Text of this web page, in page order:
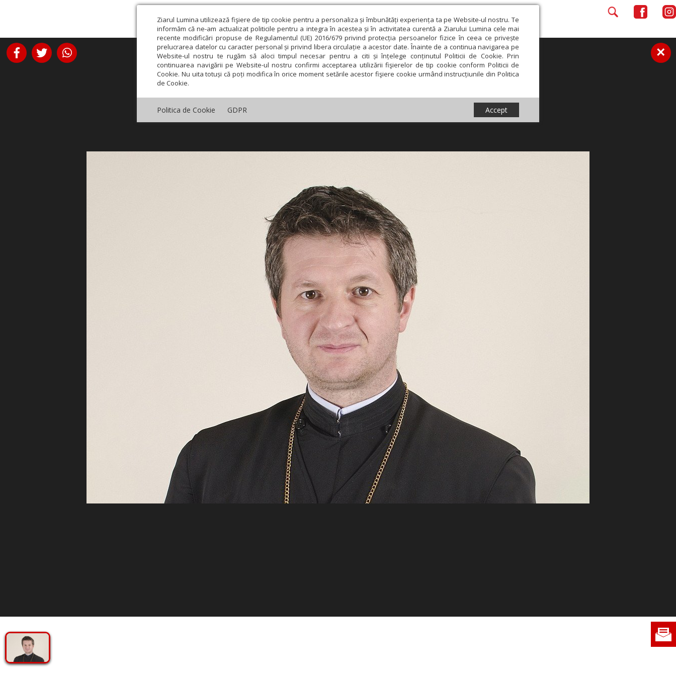
Ziarul Lumina utilizează fişiere de tip cookie pentru a personaliza și îmbunătăți experiența ta pe Website-ul nostru. Te
informăm că ne-am actualizat politicile pentru a integra în acestea și în activitatea curentă a Ziarului Lumina cele mai
recente modificări propuse de Regulamentul (UE) 2016/679 privind protecția persoanelor fizice în ceea ce privește
prelucrarea datelor cu caracter personal și privind libera circulație a acestor date. Înainte de a continua navigarea pe
Website-ul nostru te rugăm să aloci timpul necesar pentru a citi și înțelege conținutul Politicii de Cookie. Prin
continuarea navigării pe Website-ul nostru confirmi acceptarea utilizării fişierelor de tip cookie conform Politicii de
Cookie. Nu uita totuși că poți modifica în orice moment setările acestor fişiere cookie urmând instrucțiunile din Politica
de Cookie.
Politica de Cookie GDPR Accept
×